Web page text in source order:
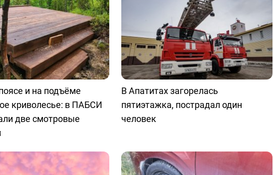
и на подъёме
криволесье: в ПАБСИ
две смотровые
В Апатитах загорелась
пятиэтажка, пострадал один
человек